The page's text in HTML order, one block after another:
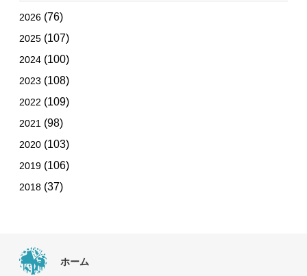
2026 (76)
2025 (107)
2024 (100)
2023 (108)
2022 (109)
2021 (98)
2020 (103)
2019 (106)
2018 (37)
ホーム